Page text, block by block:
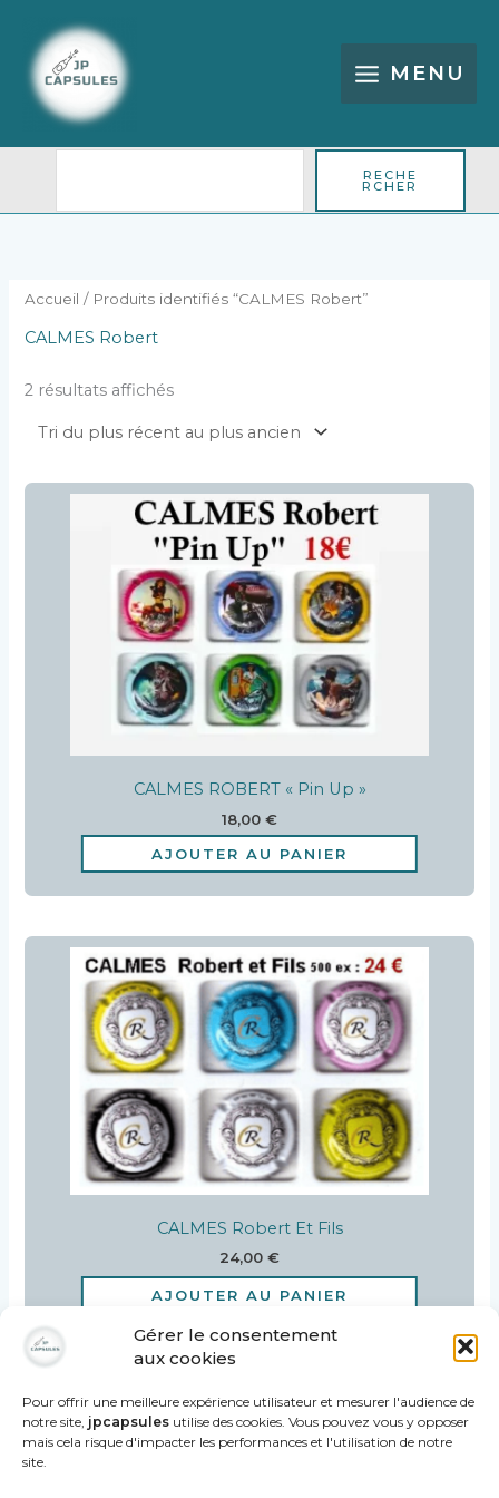
Gérer le consentement
aux cookies
Pour offrir une meilleure expérience utilisateur et mesurer l'audience de
notre site, jpcapsules utilise des cookies. Vous pouvez vous y opposer
mais cela risque d'impacter les performances et l'utilisation de notre
site.
contenu
MENU
RECHE
RCHER
Accueil / Produits identifiés “CALMES Robert”
CALMES Robert
2 résultats affichés
Trié
plus
CALMES ROBERT « Pin Up »
18,00 €
AJOUTER AU PANIER
CALMES Robert Et Fils
24,00 €
AJOUTER AU PANIER